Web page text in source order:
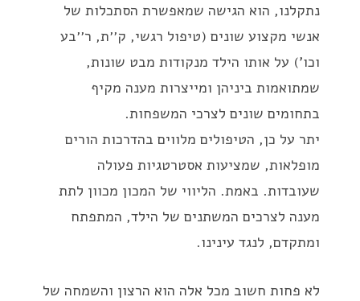
נתקלנו, הוא הגישה שמאפשרת הסתכלות של
אנשי מקצוע שונים (טיפול רגשי, ק׳׳ת, ר׳׳בע
וכו') על אותו הילד מנקודות מבט שונות,
שמתואמות ביניהן ומייצרות מענה מקיף
בתחומים שונים לצרכי המשפחות.
יתר על כן, הטיפולים מלווים בהדרכות הורים
מופלאות, שמציעות אסטרטגיות פעולה
שעובדות. באמת. הליווי של המכון מכוון לתת
מענה לצרכים המשתנים של הילד, המתפתח
ומתקדם, לנגד עינינו.
לא פחות חשוב מכל אלה הוא הרצון והשמחה של